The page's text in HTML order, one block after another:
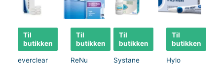
Til
butikken
everclear
Til
butikken
ReNu
Til
butikken
Systane
Til
butikken
Hylo